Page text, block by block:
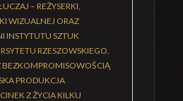
– REŻYSERKI,
WIZUALNEJ ORAZ
INSTYTUTU SZTUK
RZESZOWSKIEGO.
BEZKOMPROMISOWOŚCIĄ
PRODUKCJA
Z ŻYCIA KILKU